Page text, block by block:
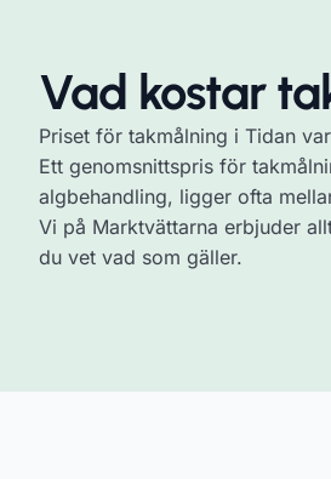
Vad kostar
Priset för takmålning i Tidan
Ett genomsnittspris för
algbehandling, ligger ofta
Vi på Marktvättarna erbjuder
du vet vad som gäller.